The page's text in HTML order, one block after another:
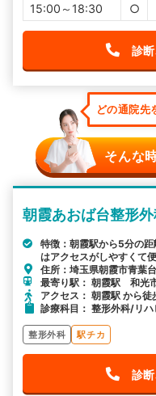
15:00～18:30
○
診
どの通院先
そんな
朝霞あおば台整形
特徴：朝霞駅から5分の
はアクセスがしやすくて便
住所：埼玉県朝霞市青葉
最寄り駅： 朝霞駅 和光
アクセス： 朝霞駅 から徒
診療科目： 整形外科/リ
整形外科 駅チカ
診